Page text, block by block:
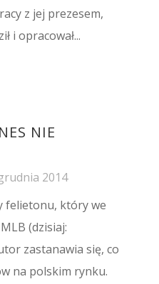
z jej prezesem,
i opracował...
NIE
2014
felietonu, który we
(dzisiaj:
zastanawia się, co
na polskim rynku.